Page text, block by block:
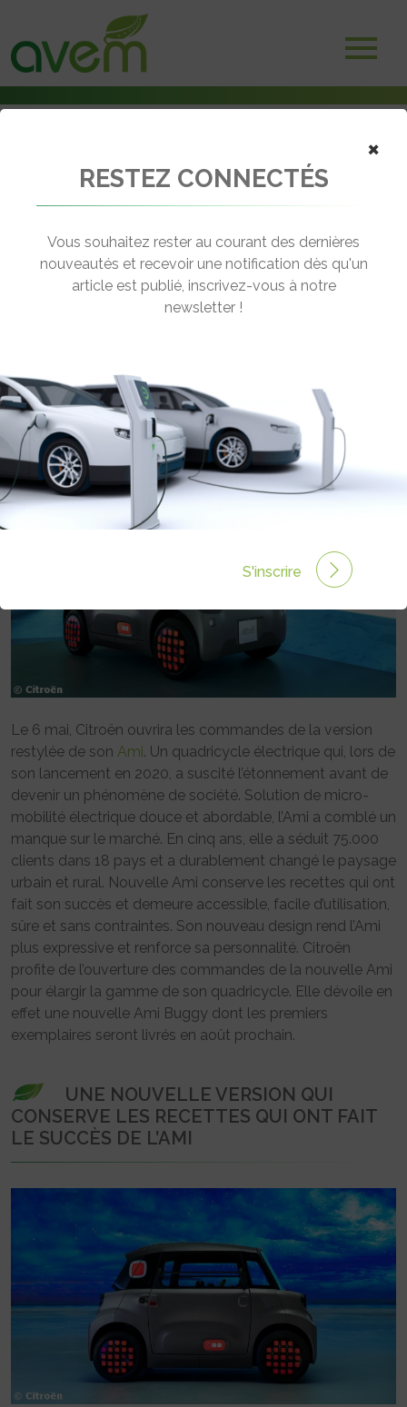
Citroën ouvre les commandes de sa nouvelle Ami
← Revenir aux actualités
DE SA NOUVELLE AMI
Rédigé par Emmanuel Maumon le 01 Mai 2025 à 06:00
0 commentaires
Le 6 mai, Citroën ouvrira les commandes de la version
restylée de son Ami. Un quadricycle électrique qui, lors de
son lancement en 2020, a suscité l’étonnement avant de
devenir un phénomène de société. Solution de micro-
mobilité électrique douce et abordable, l’Ami a comblé un
manque sur le marché. En cinq ans, elle a séduit 75.000
clients dans 18 pays et a durablement changé le paysage
urbain et rural. Nouvelle Ami conserve les recettes qui ont
fait son succès et demeure accessible, facile d’utilisation,
sûre et sans contraintes. Son nouveau design rend l’Ami
plus expressive et renforce sa personnalité. Citroën
profite de l’ouverture des commandes de la nouvelle Ami
pour élargir la gamme de son quadricycle. Elle dévoile en
effet une nouvelle Ami Buggy dont les premiers
exemplaires seront livrés en août prochain.
UNE NOUVELLE VERSION QUI
CONSERVE LES RECETTES QUI ONT FAIT
LE SUCCÈS DE L’AMI
×
RESTEZ CONNECTÉS
Vous souhaitez rester au courant des dernières
nouveautés et recevoir une notification dès qu'un
article est publié, inscrivez-vous à notre
newsletter !
S'inscrire